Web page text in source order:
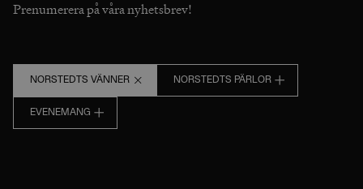
Prenumerera på våra nyhetsbrev!
NORSTEDTS VÄNNER NORSTEDTS PÄRLOR
EVENEMANG